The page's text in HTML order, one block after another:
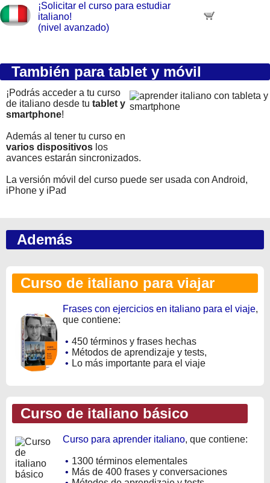
¡Solicitar el curso para estudiar
italiano!
(nivel avanzado)
También para tablet y móvil
¡Podrás acceder a tu curso
de italiano desde tu tablet y
smartphone!
Además al tener tu curso en
varios dispositivos los
avances estarán sincronizados.
La versión móvil del curso puede ser usada con Android,
iPhone y iPad
Además
Curso de italiano para viajar
Frases con ejercicios en italiano para el viaje,
que contiene:
• 450 términos y frases hechas
• Métodos de aprendizaje y tests,
• Lo más importante para el viaje
Curso de italiano básico
Curso para aprender italiano, que contiene:
• 1300 términos elementales
• Más de 400 frases y conversaciones